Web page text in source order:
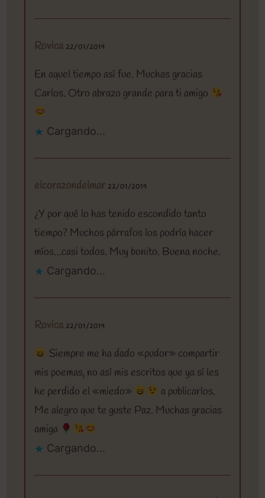
Rovica 22/01/2019
En aquel tiempo así fue. Muchas gracias
Carlos. Otro abrazo grande para ti amigo
Cargando...
elcorazondelmar 22/01/2019
¿Y por qué lo has tenido escondido tanto
tiempo? Muchos párrafos los podría hacer
míos…casi todos. Muy bonito. Buena noche.
Cargando...
Rovica 22/01/2019
Siempre me ha dado «pudor» compartir
mis poemas, no así mis escritos que ya sí les
he perdido el «miedo»
a publicarlos.
Me alegro que te guste Paz. Muchas gracias
amiga
Cargando...